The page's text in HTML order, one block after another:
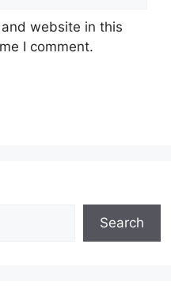
website in this
I comment.
Search